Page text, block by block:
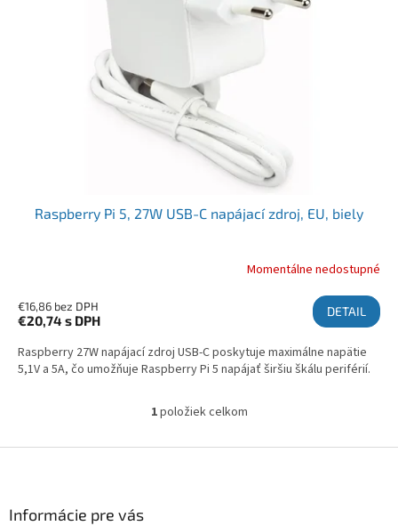
Raspberry Pi 5, 27W USB-C napájací zdroj, EU, biely
Momentálne nedostupné
€16,86 bez DPH
€20,74 s DPH
DETAIL
Raspberry 27W napájací zdroj USB-C poskytuje maximálne napätie
5,1V a 5A, čo umožňuje Raspberry Pi 5 napájať širšiu škálu periférií.
Ovládacie prvky výpisu
1položiek celkom
Informácie pre vás